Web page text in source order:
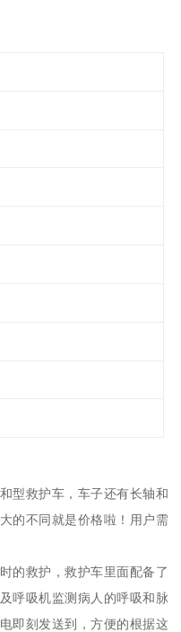
型救护车，车子还有长轴和
的不同就是价格啦！用户需
的救护，救护车里面配备了
呼吸机监测病人的呼吸和脉
即刻发送到，方便的根据这